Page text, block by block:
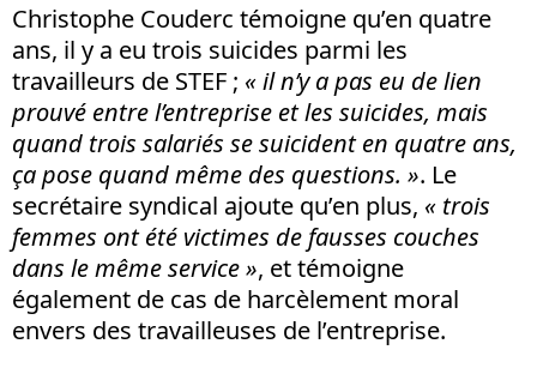
Christophe Couderc témoigne qu’en quatre
ans, il y a eu trois suicides parmi les
travailleurs de STEF ; « il n’y a pas eu de lien
prouvé entre l’entreprise et les suicides, mais
quand trois salariés se suicident en quatre ans,
ça pose quand même des questions. ». Le
secrétaire syndical ajoute qu’en plus, « trois
femmes ont été victimes de fausses couches
dans le même service », et témoigne
également de cas de harcèlement moral
envers des travailleuses de l’entreprise.